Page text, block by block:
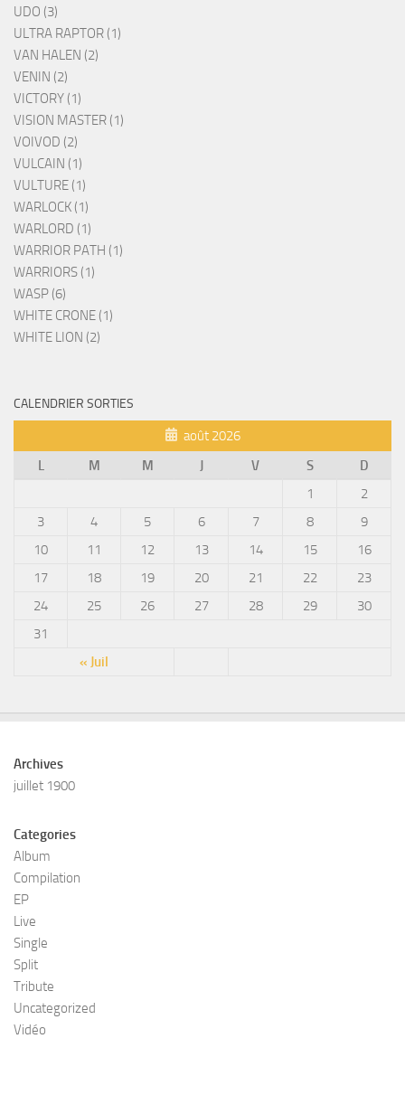
UDO (3)
ULTRA RAPTOR (1)
VAN HALEN (2)
VENIN (2)
VICTORY (1)
VISION MASTER (1)
VOIVOD (2)
VULCAIN (1)
VULTURE (1)
WARLOCK (1)
WARLORD (1)
WARRIOR PATH (1)
WARRIORS (1)
WASP (6)
WHITE CRONE (1)
WHITE LION (2)
CALENDRIER SORTIES
août 2026
L
M M J V S D
« Juil
1
2
3
4 5 6 7 8
9
10
11 12 13 14 15
16
17
18 19 20 21 22
23
24
25 26 27 28 29
30
31
Archives
juillet 1900
Categories
Album
Compilation
EP
Live
Single
Split
Tribute
Uncategorized
Vidéo